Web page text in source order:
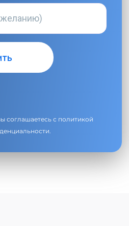
соглашаетесь с политикой
.